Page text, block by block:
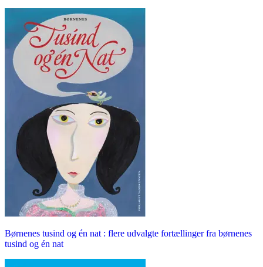
Børnenes tusind og én nat : flere udvalgte fortællinger fra børnenes
tusind og én nat